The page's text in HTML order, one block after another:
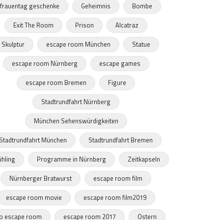
frauentag geschenke Geheimnis
Bombe
Exit The Room
Prison
Alcatraz
Skulptur
escape room München
Statue
escape room Nürnberg
escape games
escape room Bremen
Figure
Stadtrundfahrt Nürnberg
München Sehenswürdigkeiten
München
Stadtrundfahrt Bremen
Programme in Nürnberg
Zeitkapseln
Nürnberger Bratwurst
escape room film
escape room movie
escape room film2019
escape room
escape room 2017 Ostern